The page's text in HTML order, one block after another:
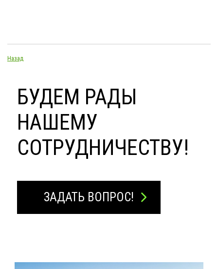
Назад
БУДЕМ РАДЫ
НАШЕМУ
СОТРУДНИЧЕСТВУ!
ЗАДАТЬ ВОПРОС!